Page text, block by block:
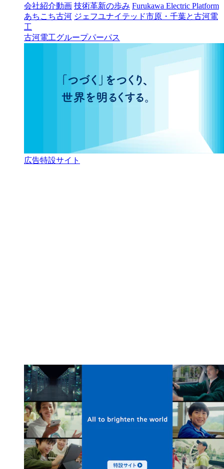
会社紹介動画 技術革新の歩み Furukawa Electric Platform
あちこち古河 ジェフユナイテッド市原・千葉と古河電
工
古河電工グループパーパス
広告特設サイト